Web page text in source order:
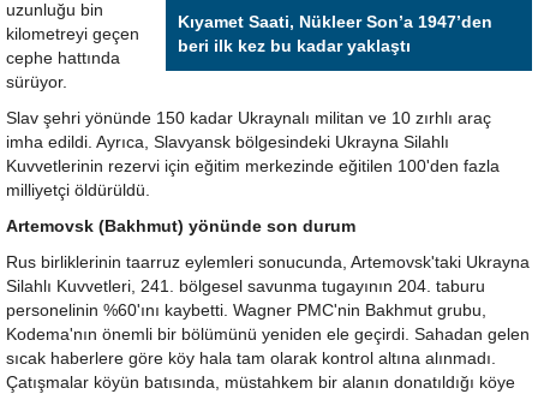
Kıyamet Saati, Nükleer Son’a 1947’den
beri ilk kez bu kadar yaklaştı
uzunluğu bin
kilometreyi geçen
cephe hattında
sürüyor.
Slav şehri yönünde 150 kadar Ukraynalı militan ve 10 zırhlı araç
imha edildi. Ayrıca, Slavyansk bölgesindeki Ukrayna Silahlı
Kuvvetlerinin rezervi için eğitim merkezinde eğitilen 100'den fazla
milliyetçi öldürüldü.
Artemovsk (Bakhmut) yönünde son durum
Rus birliklerinin taarruz eylemleri sonucunda, Artemovsk'taki Ukrayna
Silahlı Kuvvetleri, 241. bölgesel savunma tugayının 204. taburu
personelinin %60'ını kaybetti. Wagner PMC'nin Bakhmut grubu,
Kodema'nın önemli bir bölümünü yeniden ele geçirdi. Sahadan gelen
sıcak haberlere göre köy hala tam olarak kontrol altına alınmadı.
Çatışmalar köyün batısında, müstahkem bir alanın donatıldığı köye